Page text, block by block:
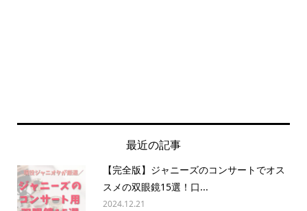
最近の記事
【完全版】ジャニーズのコンサートでオス
スメの双眼鏡15選！口...
2024.12.21